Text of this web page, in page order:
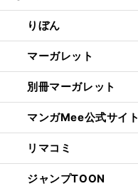
りぼん
マーガレット
別冊マーガレット
マンガMee公式サイト
リマコミ
ジャンプTOON